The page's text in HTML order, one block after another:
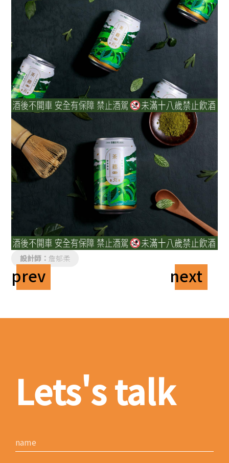
設計師：詹郁柔
prev next
Lets's talk